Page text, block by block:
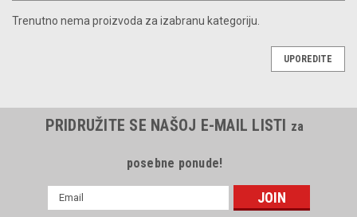
Trenutno nema proizvoda za izabranu kategoriju.
UPOREDITE
PRIDRUŽITE SE NAŠOJ E-MAIL LISTI za
posebne ponude!
mail